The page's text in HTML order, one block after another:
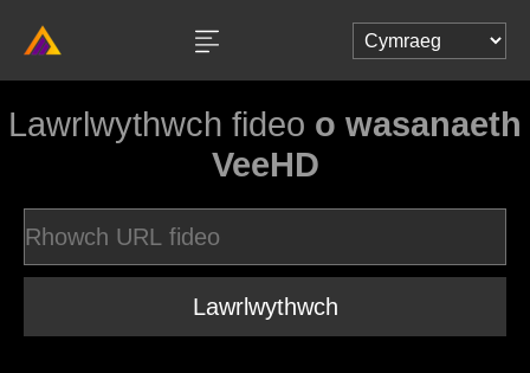
Lawrlwythwch fideo o wasanaeth
VeeHD
Lawrlwythwch